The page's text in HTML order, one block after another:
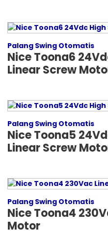
Palang Swing Otomatis
Nice Toona6
Linear Screw
Palang Swing Otomatis
Nice Toona5
Linear Screw
Palang Swing Otomatis
Nice Toona4
Motor